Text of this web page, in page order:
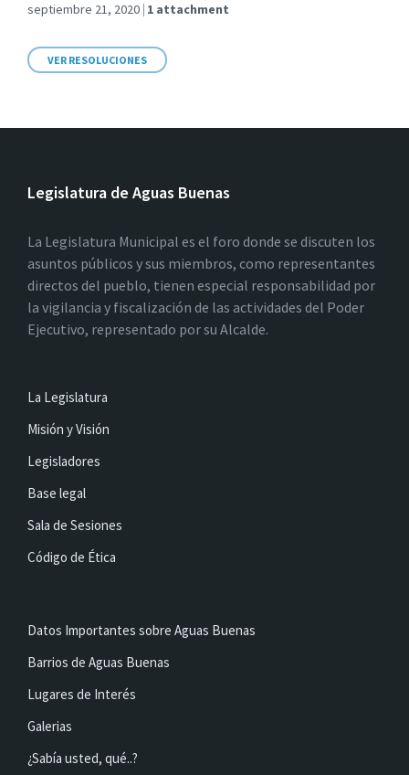
septiembre 21, 2020 1 attachment
VER RESOLUCIONES
Legislatura de Aguas Buenas
La Legislatura Municipal es el foro donde se discuten los
asuntos públicos y sus miembros, como representantes
directos del pueblo, tienen especial responsabilidad por
la vigilancia y fiscalización de las actividades del Poder
Ejecutivo, representado por su Alcalde.
La Legislatura
Misión y Visión
Legisladores
Base legal
Sala de Sesiones
Código de Ética
Datos Importantes sobre Aguas Buenas
Barrios de Aguas Buenas
Lugares de Interés
Galerias
¿Sabía usted, qué..?